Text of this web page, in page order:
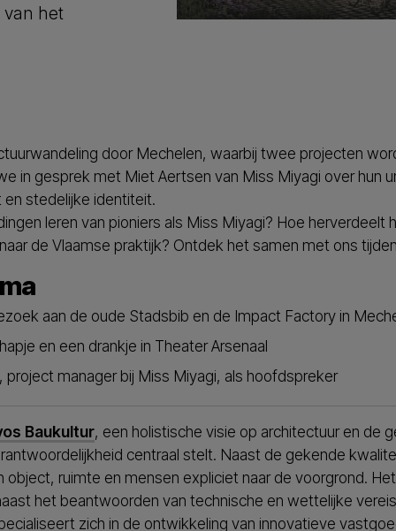
het
door Mechelen, waarbij twee projecten
in gesprek met Miet Aertsen van Miss Miyagi over hun
stedelijke identiteit.
leren van pioniers als Miss Miyagi? Hoe
de Vlaamse praktijk? Ontdek het samen met ons
aan de oude Stadsbib en de Impact Factory in
en een drankje in Theater Arsenaal
manager bij Miss Miyagi, als hoofdspreker
Baukultur, een holistische visie op architectuur en de
centraal stelt. Naast de gekende
ruimte en mensen expliciet naar de voorgrond.
het beantwoorden van technische en wettelijke
zich in de ontwikkeling van innovatieve